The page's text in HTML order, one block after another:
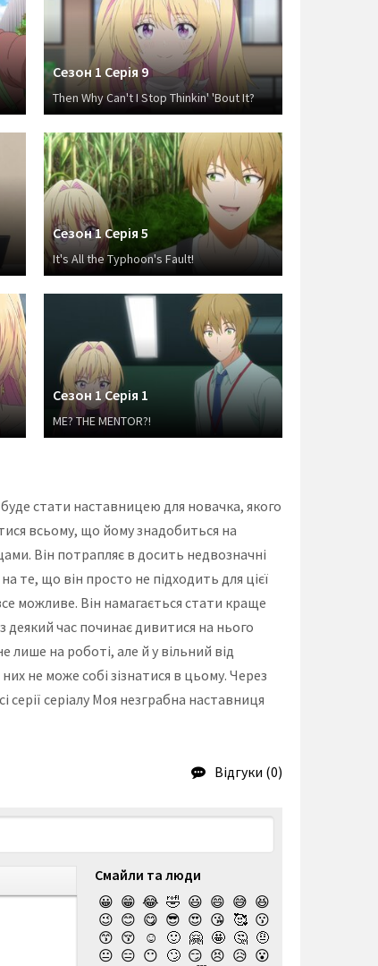
Сезон 1 Серія 9
Then Why Can't I Stop Thinkin' 'Bout It?
Сезон 1 Серія 5
It's All the Typhoon's Fault!
Сезон 1 Серія 1
ME? THE MENTOR?!
стати наставницею для новачка, якого
всьому, що йому знадобиться на
Він потрапляє в досить недвозначні
те, що він просто не підходить для цієї
можливе. Він намагається стати краще
час починає дивитися на нього
на роботі, але й у вільний від
не може собі зізнатися в цьому. Через
серіалу Моя незграбна наставниця
Відгуки (0)
Смайли та люди
😀 😁 😂 🤣 😃 😄 😅 😆
😉 😊 😋 😎 😍 😘 🥰 😗
😙 😚 ☺️ 🙂 🤗 🤩 🤔 🤨
😐 😑 😶 🙄 😏 😣 😥 😮